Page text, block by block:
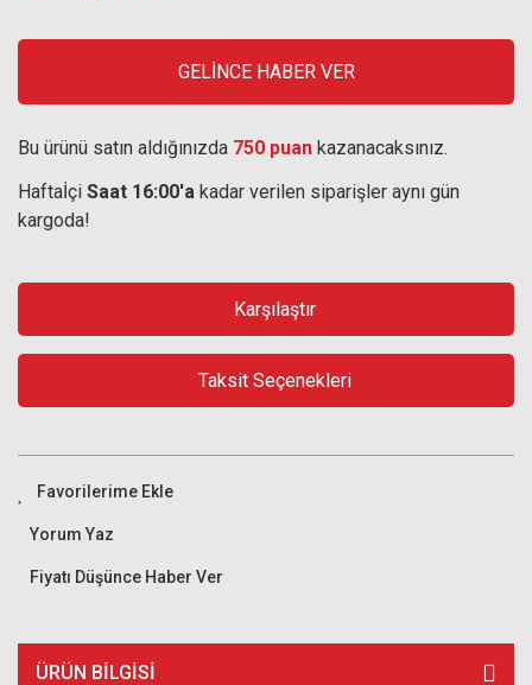
GELİNCE HABER VER
Bu ürünü satın aldığınızda 750 puan kazanacaksınız.
Haftaİçi Saat 16:00'a kadar verilen siparişler aynı gün
kargoda!
Karşılaştır
Taksit Seçenekleri
Yorum Yaz
Fiyatı Düşünce Haber Ver
ÜRÜN BILGISI